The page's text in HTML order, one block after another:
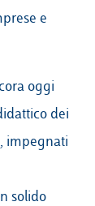
e
oggi
dei
impegnati
solido